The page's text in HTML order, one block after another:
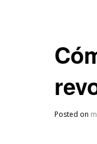
Posted on